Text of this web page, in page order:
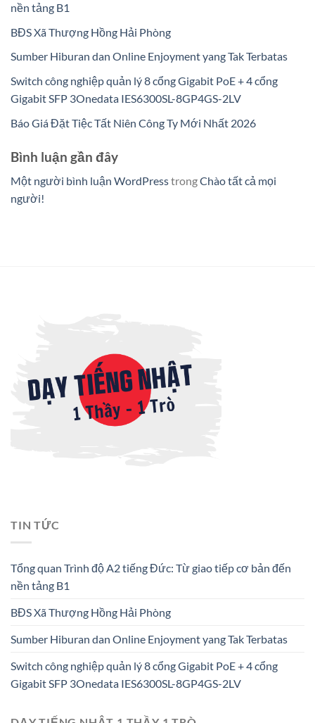
nền tảng B1
BĐS Xã Thượng Hồng Hải Phòng
Sumber Hiburan dan Online Enjoyment yang Tak Terbatas
Switch công nghiệp quản lý 8 cổng Gigabit PoE + 4 cổng
Gigabit SFP 3Onedata IES6300SL-8GP4GS-2LV
Báo Giá Đặt Tiệc Tất Niên Công Ty Mới Nhất 2026
Bình luận gần đây
Một người bình luận WordPresstrongChào tất cả mọi
người!
TIN TỨC
Tổng quan Trình độ A2 tiếng Đức: Từ giao tiếp cơ bản đến
nền tảng B1
BĐS Xã Thượng Hồng Hải Phòng
Sumber Hiburan dan Online Enjoyment yang Tak Terbatas
Switch công nghiệp quản lý 8 cổng Gigabit PoE + 4 cổng
Gigabit SFP 3Onedata IES6300SL-8GP4GS-2LV